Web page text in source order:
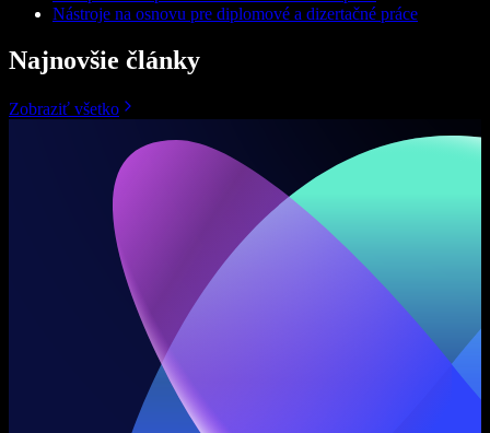
Nástroje na osnovu pre diplomové a dizertačné práce
Najnovšie články
Zobraziť všetko